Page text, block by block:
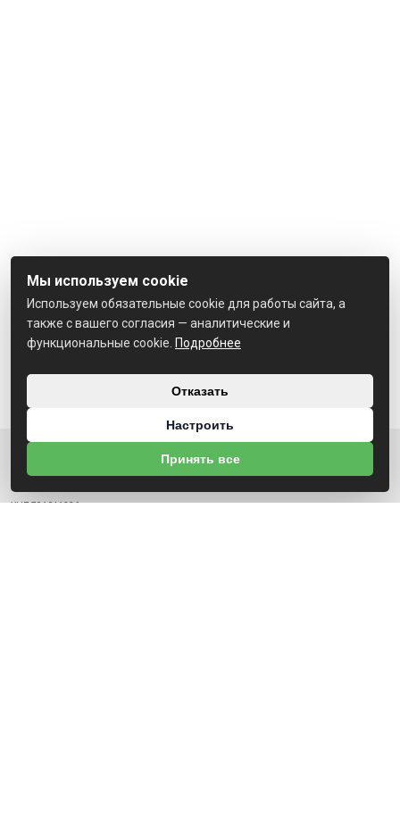
О НАС
УНП 791041336
Мы используем cookie
Используем обязательные cookie для работы сайта, а
также с вашего согласия — аналитические и
функциональные cookie. Подробнее
Отказать
Настроить
Принять все